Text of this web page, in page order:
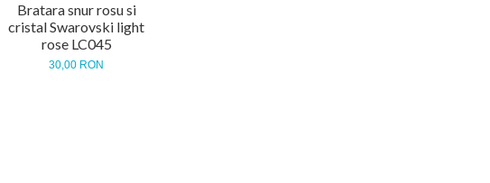
Bratara snur rosu si
cristal Swarovski light
rose LC045
30,00 RON